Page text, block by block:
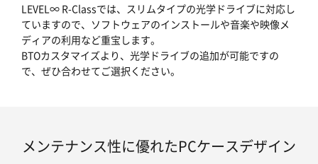
LEVEL∞ R-Classでは、スリムタイプの光学ドライブに対応し
ていますので、ソフトウェアのインストールや音楽や映像メ
ディアの利用など重宝します。
BTOカスタマイズより、光学ドライブの追加が可能ですの
で、ぜひ合わせてご選択ください。
メンテナンス性に優れたPCケースデザイン